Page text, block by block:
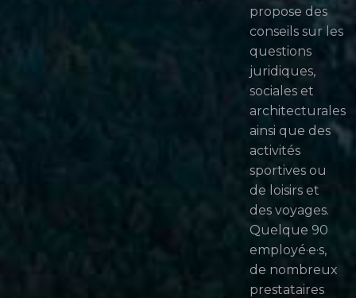
propose des
conseils sur les
questions
juridiques,
sociales et
architecturales
ainsi que des
activités
sportives ou
de loisirs et
des voyages.
Quelque 90
employé·e·s,
de nombreux
prestataires